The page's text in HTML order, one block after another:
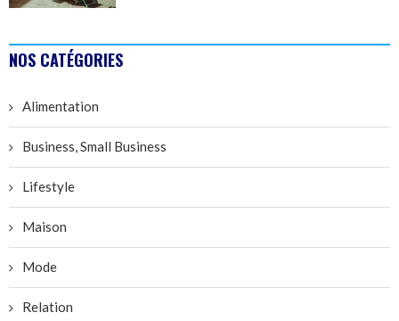
NOS CATÉGORIES
Alimentation
Business, Small Business
Lifestyle
Maison
Mode
Relation